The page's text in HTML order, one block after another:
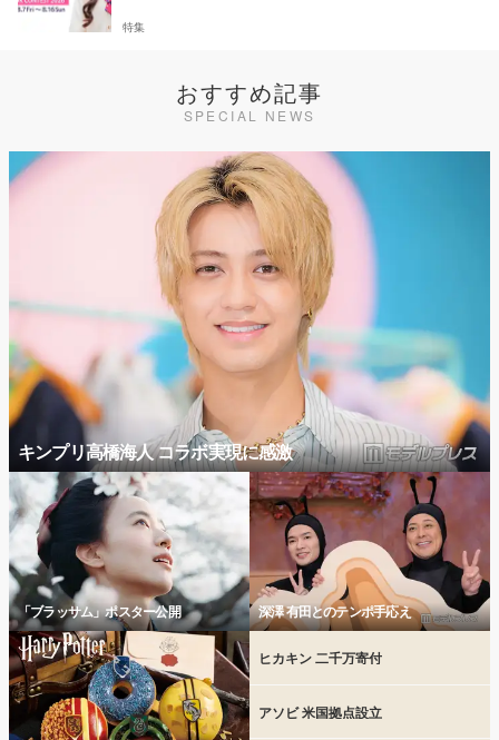
特集
おすすめ記事
SPECIAL NEWS
キンプリ高橋海人 コラボ実現に感激
「ブラッサム」ポスター公開 深澤 有田とのテンポ手応え
ヒカキン 二千万寄付
アソビ 米国拠点設立